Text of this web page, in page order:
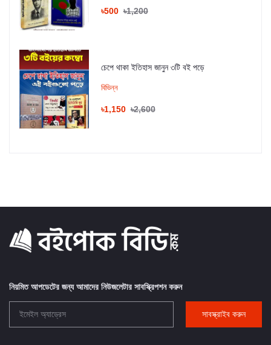
৳500 ৳1,200
চেপে থাকা ইতিহাস জানুন ৩টি বই পড়ে
বিভিন্ন
৳1,150 ৳2,600
নিয়মিত আপডেটের জন্য আমাদের নিউজলেটার সাবস্ক্রিপশন করুন
সাবস্ক্রাইব করুন